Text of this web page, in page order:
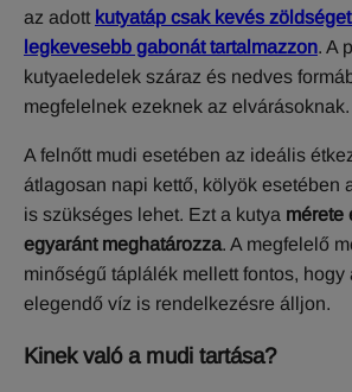
az adott kutyatáp csak kevés
legkevesebb gabonát tartalmazzon. A
kutyaeledelek száraz és nedves
megfelelnek ezeknek az elvárásoknak.
A felnőtt mudi esetében az ideális
átlagosan napi kettő, kölyök esetében
is szükséges lehet. Ezt a kutya mérete
egyaránt meghatározza. A megfelelő
minőségű táplálék mellett fontos, hogy
elegendő víz is rendelkezésre álljon.
Kinek való a mudi tartása?